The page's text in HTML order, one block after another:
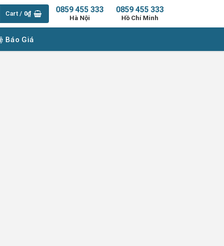
Cart / 0₫ 0859 455 333
Hồ Chí Minh
0859 455 333
Hà Nội
Báo Giá